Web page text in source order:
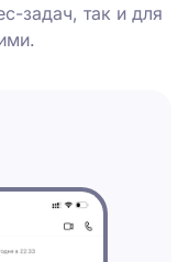
задач, так и для